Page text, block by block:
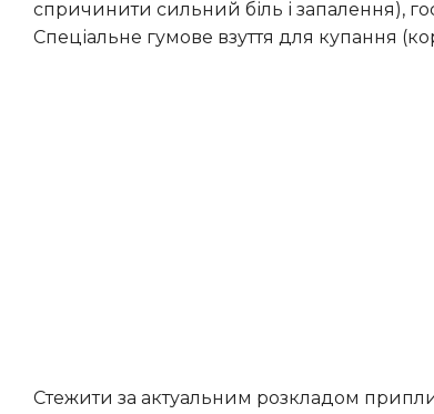
спричинити сильний біль і запалення),
Спеціальне гумове взуття для купання
Стежити за актуальним розкладом припливів та відпливів для конкретного пляжу можна за допомогою